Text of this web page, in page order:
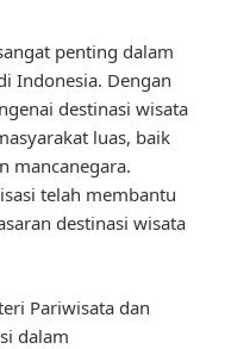
penting dalam
Indonesia. Dengan
destinasi wisata
luas, baik
mancanegara.
telah membantu
destinasi wisata
Pariwisata dan
dalam